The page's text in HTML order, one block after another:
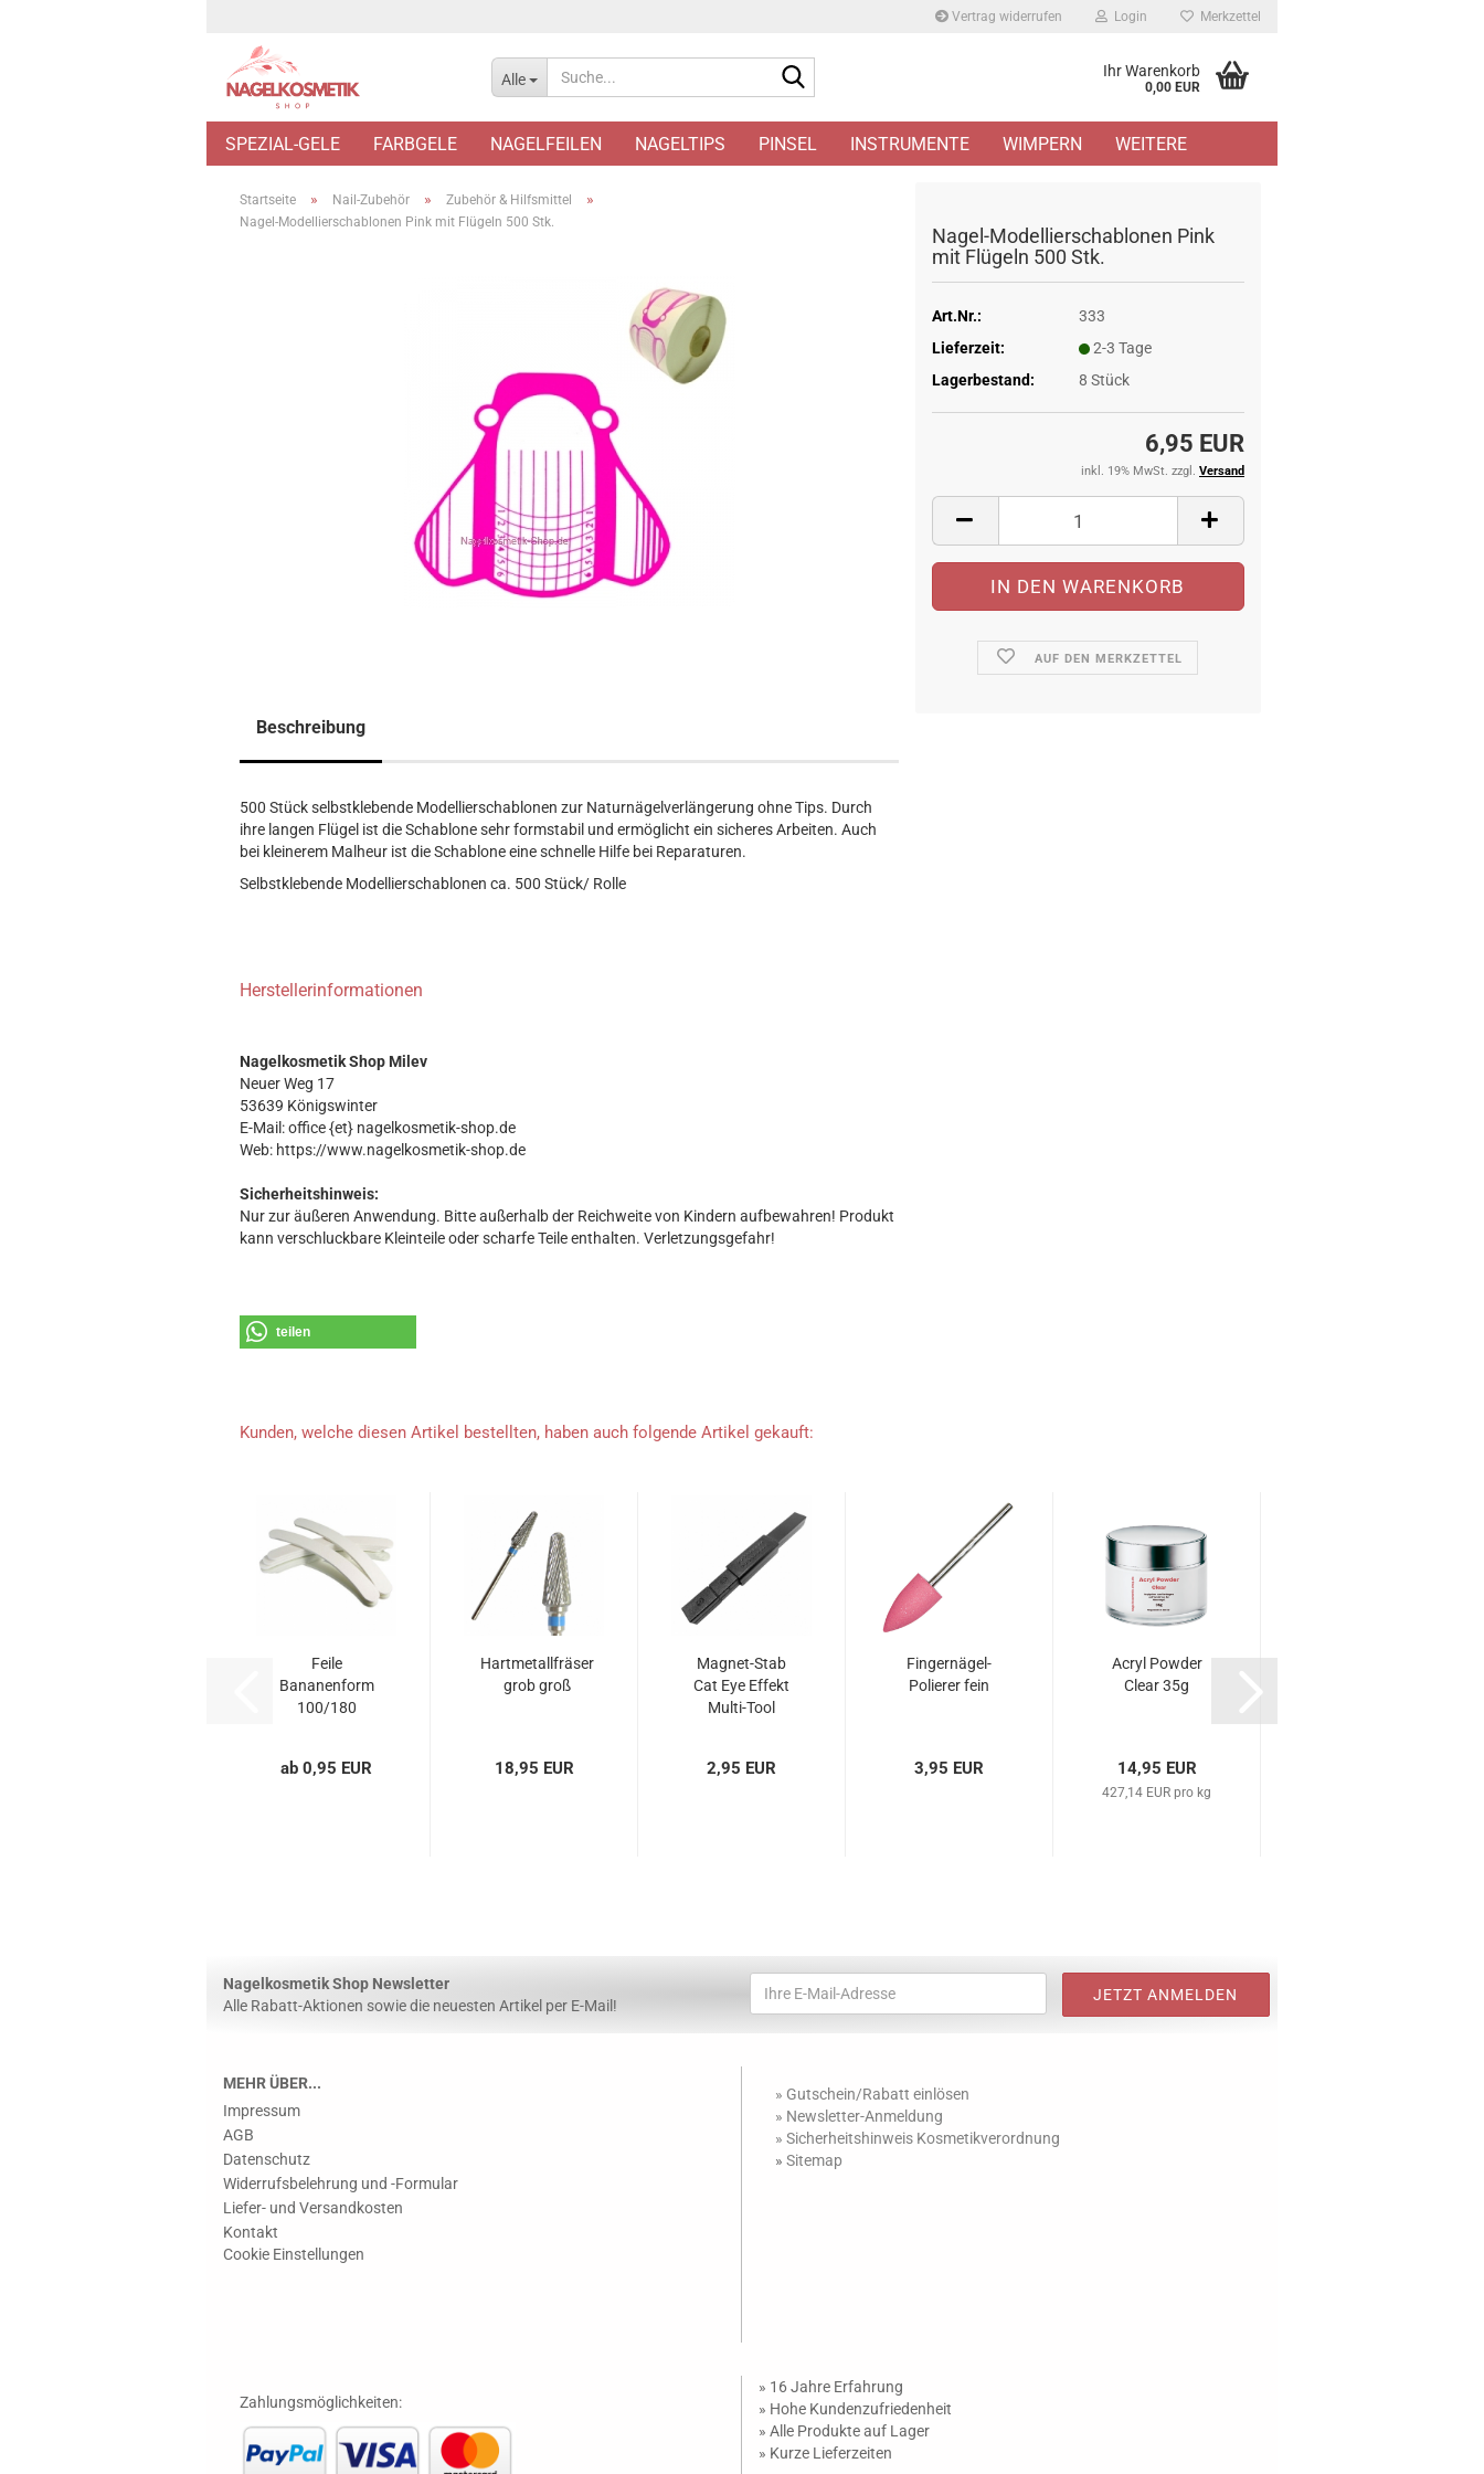
Vertrag widerrufen Login Merkzettel
Alle Ihr Warenkorb
0,00 EUR
SPEZIAL-GELE FARBGELE NAGELFEILEN NAGELTIPS PINSEL INSTRUMENTE WIMPERN WEITERE
Startseite » Nail-Zubehör » Zubehör & Hilfsmittel »
Nagel-Modellierschablonen Pink mit Flügeln 500 Stk.
Nagel-Modellierschablonen Pink
mit Flügeln 500 Stk.
Art.Nr.:
333
Lieferzeit:
2-3 Tage
Lagerbestand:
8 Stück
6,95 EUR
inkl. 19% MwSt. zzgl. Versand
AUF DEN MERKZETTEL
Beschreibung
500 Stück selbstklebende Modellierschablonen zur Naturnägelverlängerung ohne Tips. Durch
ihre langen Flügel ist die Schablone sehr formstabil und ermöglicht ein sicheres Arbeiten. Auch
bei kleinerem Malheur ist die Schablone eine schnelle Hilfe bei Reparaturen.
Selbstklebende Modellierschablonen ca. 500 Stück/ Rolle
Herstellerinformationen
Nagelkosmetik Shop Milev
Neuer Weg 17
53639 Königswinter
E-Mail: office {et} nagelkosmetik-shop.de
Web: https://www.nagelkosmetik-shop.de
Sicherheitshinweis:
Nur zur äußeren Anwendung. Bitte außerhalb der Reichweite von Kindern aufbewahren! Produkt
kann verschluckbare Kleinteile oder scharfe Teile enthalten. Verletzungsgefahr!
teilen
Kunden, welche diesen Artikel bestellten, haben auch folgende Artikel gekauft:
Feile
Bananenform
100/180
ab 0,95 EUR
Hartmetallfräser
grob groß
18,95 EUR
Magnet-Stab
Cat Eye Effekt
Multi-Tool
2,95 EUR
Fingernägel-
Polierer fein
3,95 EUR
Acryl Powder
Clear 35g
14,95 EUR
427,14 EUR pro kg
Nagelkosmetik Shop Newsletter
Alle Rabatt-Aktionen sowie die neuesten Artikel per E-Mail!
MEHR ÜBER...
Impressum
AGB
Datenschutz
Widerrufsbelehrung und -Formular
Liefer- und Versandkosten
Kontakt
Cookie Einstellungen
» Gutschein/Rabatt einlösen
» Newsletter-Anmeldung
» Sicherheitshinweis Kosmetikverordnung
» Sitemap
Zahlungsmöglichkeiten:
» 16 Jahre Erfahrung
» Hohe Kundenzufriedenheit
» Alle Produkte auf Lager
» Kurze Lieferzeiten